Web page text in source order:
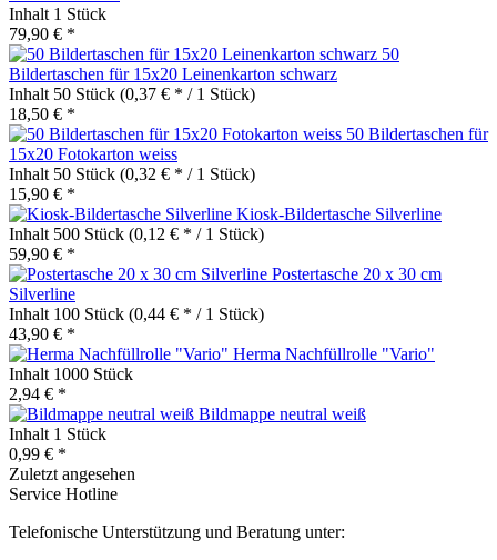
Inhalt 1 Stück
79,90 € *
50
Bildertaschen für 15x20 Leinenkarton schwarz
Inhalt 50 Stück (0,37 € * / 1 Stück)
18,50 € *
50 Bildertaschen für
15x20 Fotokarton weiss
Inhalt 50 Stück (0,32 € * / 1 Stück)
15,90 € *
Kiosk-Bildertasche Silverline
Inhalt 500 Stück (0,12 € * / 1 Stück)
59,90 € *
Postertasche 20 x 30 cm
Silverline
Inhalt 100 Stück (0,44 € * / 1 Stück)
43,90 € *
Herma Nachfüllrolle "Vario"
Inhalt 1000 Stück
2,94 € *
Bildmappe neutral weiß
Inhalt 1 Stück
0,99 € *
Zuletzt angesehen
Service Hotline
Telefonische Unterstützung und Beratung unter: